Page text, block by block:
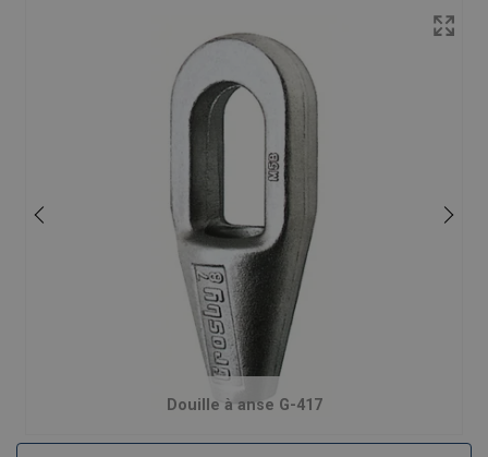
Douille à anse G-417